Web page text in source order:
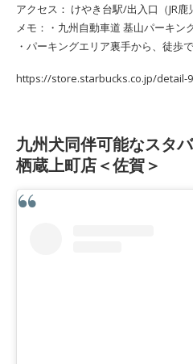
アクセス： けやき台駅/出入口（JR
メモ：・九州自動車道 基山パーキン
・パーキングエリア裏手から、徒歩
https://store.starbucks.co.jp/detail-
九州犬同伴可能なスタ
栖蔵上町店＜佐賀＞